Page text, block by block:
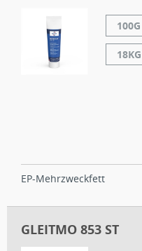
100G
18KG
EP-Mehrzweckfett
GLEITMO 853 ST